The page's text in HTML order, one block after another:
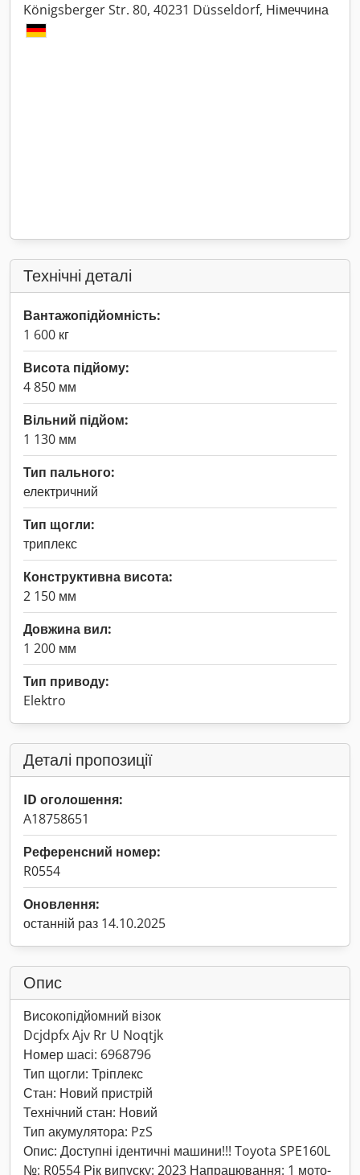
Königsberger Str. 80, 40231 Düsseldorf, Німеччина
Технічні деталі
Вантажопідйомність:
1 600 кг
Висота підйому:
4 850 мм
Вільний підйом:
1 130 мм
Тип пального:
електричний
Тип щогли:
триплекс
Конструктивна висота:
2 150 мм
Довжина вил:
1 200 мм
Тип приводу:
Elektro
Деталі пропозиції
ID оголошення:
A18758651
Референсний номер:
R0554
Оновлення:
останній раз 14.10.2025
Опис
Високопідйомний візок
Dcjdpfx Ajv Rr U Noqtjk
Номер шасі: 6968796
Тип щогли: Тріплекс
Стан: Новий пристрій
Технічний стан: Новий
Тип акумулятора: PzS
Опис: Доступні ідентичні машини!!! Toyota SPE160L
№: R0554 Рік випуску: 2023 Напрацювання: 1 мото-